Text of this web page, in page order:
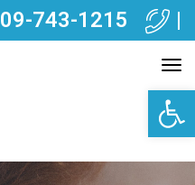
פתח סרגל נגישות
|
09-743-1215
תפריט